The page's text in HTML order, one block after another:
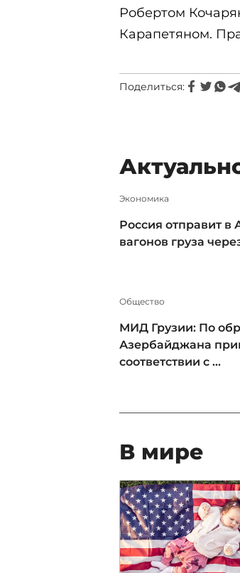
Робертом
Карапетяном.
Поделиться:
Экономика
Россия отправит в
вагонов груза
Общество
МИД Грузии: По
Азербайджана
соответствии с ...
В мире